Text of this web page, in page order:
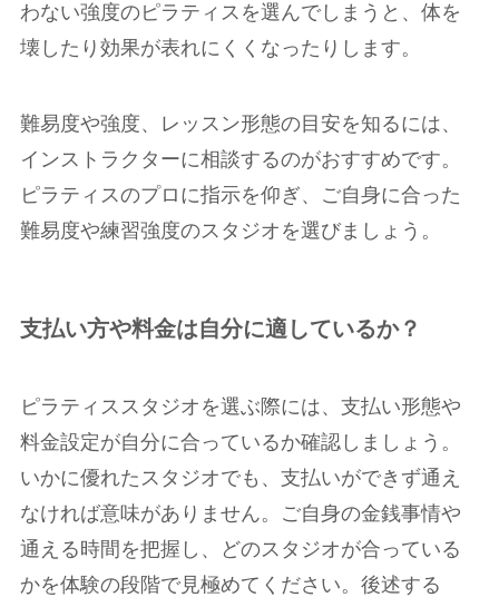
わない強度のピラティスを選んでしまうと、体を
壊したり効果が表れにくくなったりします。
難易度や強度、レッスン形態の目安を知るには、
インストラクターに相談するのがおすすめです。
ピラティスのプロに指示を仰ぎ、ご自身に合った
難易度や練習強度のスタジオを選びましょう。
支払い方や料金は自分に適しているか？
ピラティススタジオを選ぶ際には、支払い形態や
料金設定が自分に合っているか確認しましょう。
いかに優れたスタジオでも、支払いができず通え
なければ意味がありません。ご自身の金銭事情や
通える時間を把握し、どのスタジオが合っている
かを体験の段階で見極めてください。後述する